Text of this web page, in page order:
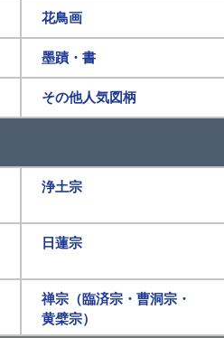
花鳥画
墨蹟・書
その他人気図柄
浄土宗
日蓮宗
禅宗（臨済宗・曹洞宗・
黄檗宗）